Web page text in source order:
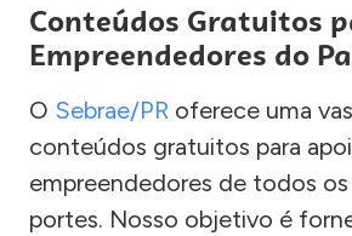
Conteúdos Gratuitos
Empreendedores do
O Sebrae/PR oferece uma
conteúdos gratuitos para
empreendedores de todos
portes. Nosso objetivo é